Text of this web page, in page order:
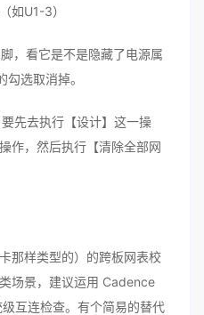
如U1-3）
，看它是不是隐藏了电源属
勾选取消掉。
先去执行【设计】这一操
作，然后执行【清除全部网
那样类型的）的跨板网表校
场景，建议运用 Cadence
互连检查。有个简易的替代